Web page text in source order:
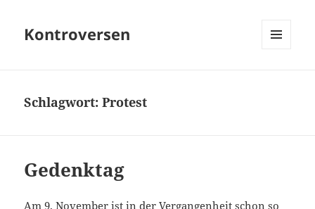
Kontroversen
Schlagwort:Protest
Gedenktag
Am 9. November ist in der Vergangenheit schon so